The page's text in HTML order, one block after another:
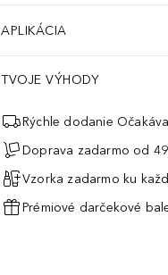
APLIKÁCIA
TVOJE VÝHODY
Rýchle dodanie
Doprava zadarmo od
Vzorka zadarmo ku
Prémiové darčekové